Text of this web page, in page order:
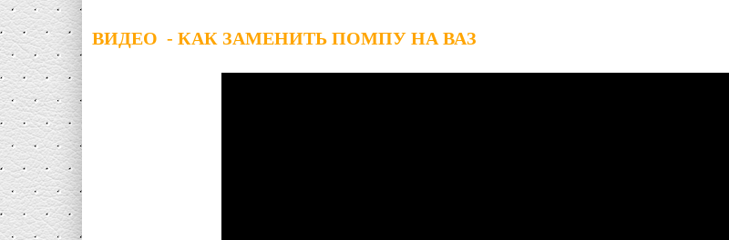
ВИДЕО - КАК ЗАМЕНИТЬ ПОМПУ НА ВАЗ